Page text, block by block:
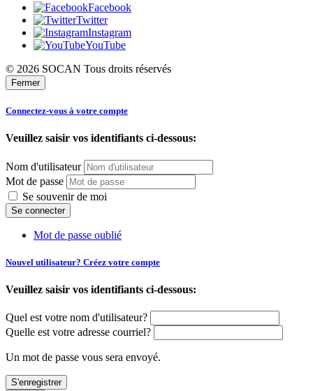
Facebook
Twitter
Instagram
YouTube
© 2026 SOCAN Tous droits réservés
Fermer
Connectez-vous à votre compte
Veuillez saisir vos identifiants ci-dessous:
Nom d'utilisateur
Mot de passe
Se souvenir de moi
Mot de passe oublié
Nouvel utilisateur? Créez votre compte
Veuillez saisir vos identifiants ci-dessous:
Quel est votre nom d'utilisateur?
Quelle est votre adresse courriel?
Un mot de passe vous sera envoyé.